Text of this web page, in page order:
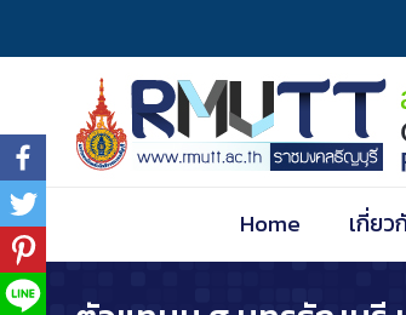
Home เกี่ยว